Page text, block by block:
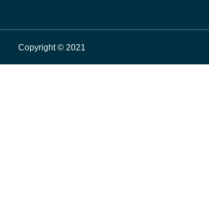
Copyright © 2021